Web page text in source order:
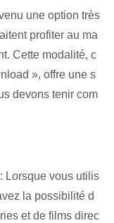
une option très
profiter au ma
Cette modalité, c
», offre ⁢une s
devons tenir com
Lorsque vous utilis
la possibilité d
et de films direc